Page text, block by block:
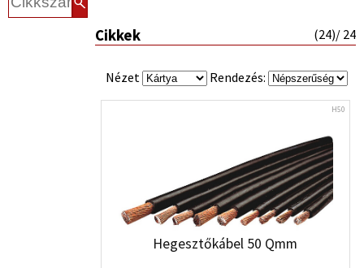
Cikkek (24)/ 24
Nézet Rendezés:
H50
Hegesztőkábel 50 Qmm